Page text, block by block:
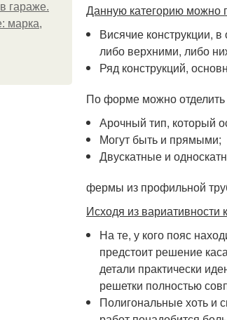
гараже.
марка,
Данную категорию можно
Висячие конструкции,
либо верхними, либо
Ряд конструкций,
По форме можно отделить
Арочный тип, который
Могут быть и прямыми;
Двускатные и
фермы из профильной
Исходя из вариативности
На те, у кого пояс
предстоит решение
детали практически
решетки полностью
Полигональные хоть и